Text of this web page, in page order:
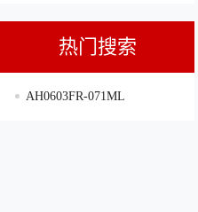
热门搜索
AH0603FR-071ML